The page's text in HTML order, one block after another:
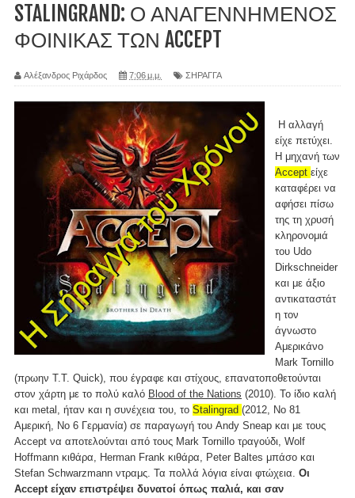
STALINGRAND: Ο ΑΝΑΓΕΝΝΗΜΕΝΟΣ
ΦΟΙΝΙΚΑΣ ΤΩΝ ACCEPT
Αλέξανδρος Ριχάρδος 7:06 μ.μ. ΣΗΡΑΓΓΑ
Η αλλαγή
είχε πετύχει.
Η μηχανή των
Accept είχε
καταφέρει να
αφήσει πίσω
της τη χρυσή
κληρονομιά
του Udo
Dirkschneider
και με άξιο
αντικαταστάτ
η τον
άγνωστο
Αμερικάνο
Mark Tornillo
(πρωην T.T. Quick), που έγραφε και στίχους, επανατοποθετούνται
στον χάρτη με το πολύ καλό Blood of the Nations (2010). Το ίδιο καλή
και metal, ήταν και η συνέχεια του, το Stalingrad (2012, Νο 81
Αμερική, Νο 6 Γερμανία) σε παραγωγή του Andy Sneap και με τους
Accept να αποτελούνται από τους Mark Tornillo τραγούδι, Wolf
Hoffmann κιθάρα, Herman Frank κιθάρα, Peter Baltes μπάσο και
Stefan Schwarzmann ντραμς. Τα πολλά λόγια είναι φτώχεια. Οι
Accept είχαν επιστρέψει δυνατοί όπως παλιά, και σαν